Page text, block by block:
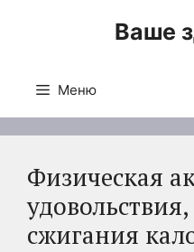
Ваше
Меню
Физическая
сжигания